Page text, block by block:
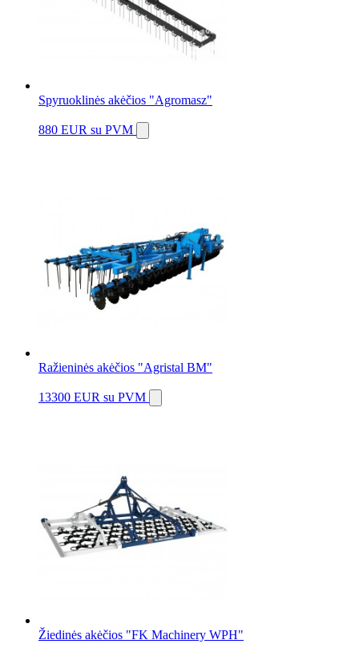
Spyruoklinės akėčios "Agromasz"
880 EUR su PVM
Ražieninės akėčios "Agristal BM"
13300 EUR su PVM
Žiedinės akėčios "FK Machinery WPH"